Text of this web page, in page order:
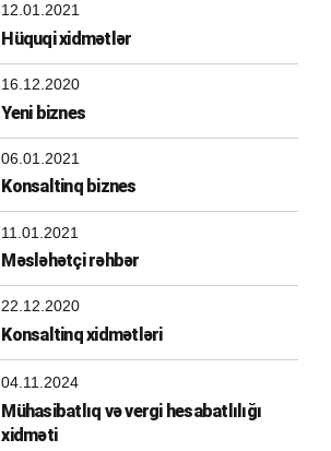
12.01.2021
Hüquqi xidmətlər
16.12.2020
Yeni biznes
06.01.2021
Konsaltinq biznes
11.01.2021
Məsləhətçi rəhbər
22.12.2020
Konsaltinq xidmətləri
04.11.2024
Mühasibatlıq və vergi hesabatlılığı
xidməti